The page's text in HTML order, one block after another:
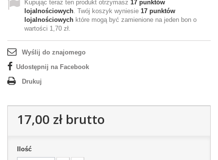
Kupując teraz ten produkt otrzymasz 17 punktów
lojalnościowych. Twój koszyk wyniesie 17 punktów
lojalnościowych które mogą być zamienione na jeden bon o
wartości 1,70 zł.
Wyślij do znajomego
Udostępnij na Facebook
Drukuj
17,00 złbrutto
Ilość